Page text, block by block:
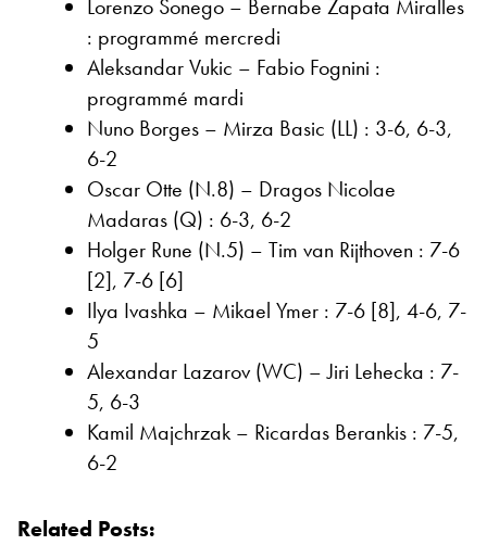
Lorenzo Sonego – Bernabe Zapata Miralles
: programmé mercredi
Aleksandar Vukic – Fabio Fognini :
programmé mardi
Nuno Borges – Mirza Basic (LL) : 3-6, 6-3,
6-2
Oscar Otte (N.8) – Dragos Nicolae
Madaras (Q) : 6-3, 6-2
Holger Rune (N.5) – Tim van Rijthoven : 7-6
[2], 7-6 [6]
Ilya Ivashka – Mikael Ymer : 7-6 [8], 4-6, 7-
5
Alexandar Lazarov (WC) – Jiri Lehecka : 7-
5, 6-3
Kamil Majchrzak – Ricardas Berankis : 7-5,
6-2
Related Posts: